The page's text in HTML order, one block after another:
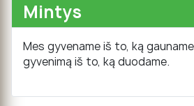
Mintys
Mes gyvename iš to, ką
gyvenimą iš to, ką duodame.